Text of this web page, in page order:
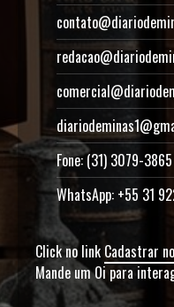
Fone: (31) 3079-3865
WhatsApp: +55 31
Click no link Cadastrar
Mande um Oi para